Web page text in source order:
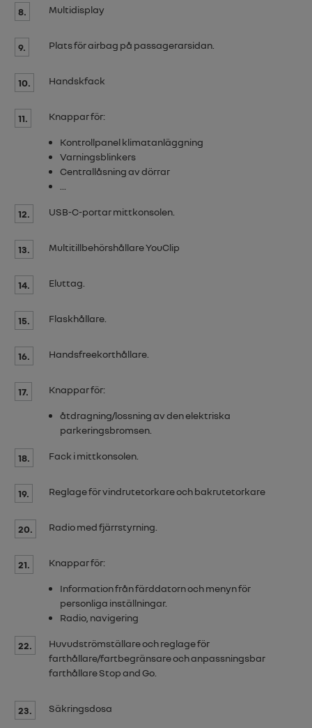
8. Multidisplay
9. Plats förairbag på passagerarsidan.
10. Handskfack
11. Knappar för:
Kontrollpanel klimatanläggning
Varningsblinkers
Centrallåsning av dörrar
12. USB-C-portar mittkonsolen.
13. Multitillbehörshållare YouClip
14. Eluttag.
15. Flaskhållare.
16. Handsfreekorthållare.
17. Knappar för:
åtdragning/lossning av den elektriska
parkeringsbromsen.
18. Fack i mittkonsolen.
19. Reglage för vindrutetorkare och bakrutetorkare
20. Radio med fjärrstyrning.
21. Knappar för:
Information från färddatorn och menyn för
personliga inställningar.
Radio, navigering
22.
Huvudströmställare och reglage för
farthållare/fartbegränsare och anpassningsbar
farthållareStop and Go
23. Säkringsdosa